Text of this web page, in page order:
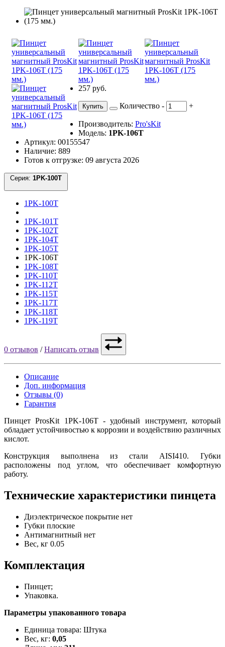
257 руб.
Купить Количество - +
Производитель: Pro'sKit
Модель: 1PK-106T
Артикул: 00155547
Наличие: 889
Готов к отгрузке: 09 августа 2026
Серия:
1PK-100T
1PK-101T
1PK-102T
1PK-104T
1PK-105T
1PK-106T
1PK-108T
1PK-110T
1PK-112T
1PK-115T
1PK-117T
1PK-118T
1PK-119T
0 отзывов /Написать отзыв
Описание
Доп. информация
Отзывы (0)
Гарантия
Пинцет ProsKit 1PK-106T - удобный инструмент, который
обладает устойчивостью к коррозии и воздействию различных
кислот.
Конструкция выполнена из стали AISI410. Губки
расположены под углом, что обеспечивает комфортную
работу.
Технические характеристики пинцета
Диэлектрическое покрытие нет
Губки плоские
Антимагнитный нет
Вес, кг 0.05
Комплектация
Пинцет;
Упаковка.
Параметры упакованного товара
Единица товара: Штука
Вес, кг: 0,05